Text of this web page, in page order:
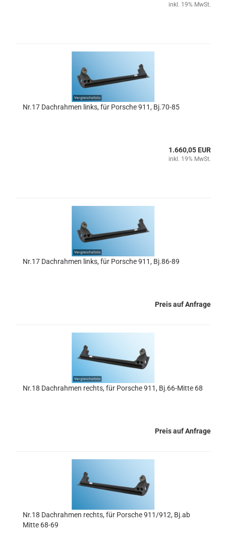
inkl. 19% MwSt.
Nr.17 Dachrahmen links, für Porsche 911, Bj.70-85
1.660,05 EUR
inkl. 19% MwSt.
Nr.17 Dachrahmen links, für Porsche 911, Bj.86-89
Preis auf Anfrage
Nr.18 Dachrahmen rechts, für Porsche 911, Bj.66-Mitte 68
Preis auf Anfrage
Nr.18 Dachrahmen rechts, für Porsche 911/912, Bj.ab
Mitte 68-69